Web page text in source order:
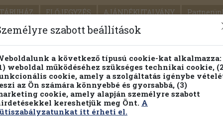
ELŐJEGYZÉS AJÁNDÉKUTALVÁNY
SEGÍTSÉG
PILLANATNYI ÁRAINK FENNTARTHATÓ
Részletes kereső Témaköri fa
szabott beállítások
a következő típusú cookie-kat alkalmazza:
weboldal működéséhez szükséges technikai cookie,
cookie, amely a szolgáltatás igénybe
az Ön számára könnyebbé és gyorsabbá, (3)
cookie, amely alapján személyre szabott
kereshetjük meg Önt. A
itt érheti el.